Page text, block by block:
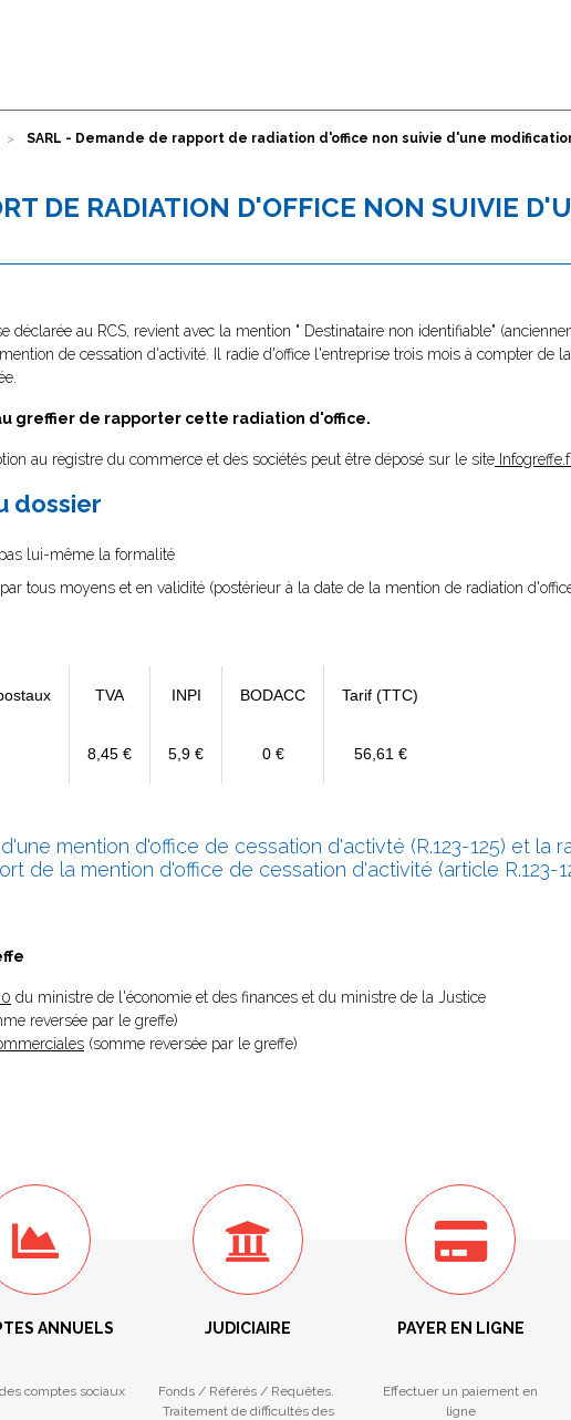
SARL - Demande de rapport de radiation d'office non suivie d'une
DE RADIATION D'OFFICE NON SUIVIE
déclarée au RCS, revient avec la mention " Destinataire non identifiable"
de cessation d'activité. Il radie d'office l'entreprise trois mois à compter de
greffier de rapporter cette radiation d'office.
au registre du commerce et des sociétés peut être déposé sur le site
dossier
pas lui-même la formalité
tous moyens et en validité (postérieur à la date de la mention de radiation
TVA INPI BODACC Tarif (TTC)
8,45 € 5,9 € 0 € 56,61 €
mention d'office de cessation d'activté (R.123-125) et la
de la mention d'office de cessation d'activité (article R.123-
du ministre de l'économie et des finances et du ministre de la Justice
reversée par le greffe)
(somme reversée par le greffe)
ANNUELS
comptes sociaux
JUDICIAIRE
Fonds / Référés / Requêtes.
Traitement de difficultés des
PAYER EN LIGNE
Effectuer un paiement en
ligne